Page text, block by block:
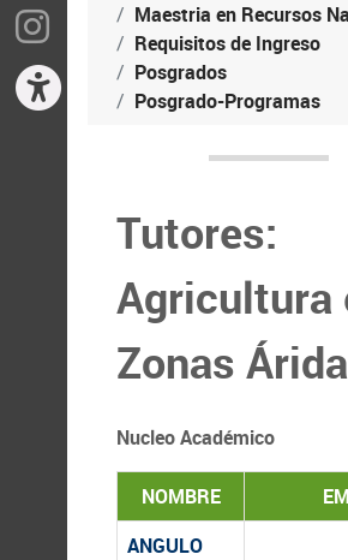
Maestria en Recursos
Requisitos de Ingreso
Posgrados
Posgrado-Programas
Tutores:
Agricultura
Zonas
Nucleo Académico
NOMBRE
ANGULO
Instragram